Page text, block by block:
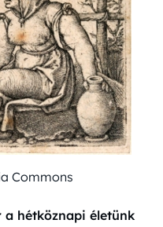
Commons
a hétköznapi életünk